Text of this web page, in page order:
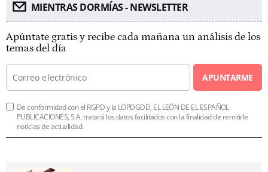
MIENTRAS DORMÍAS - NEWSLETTER
Apúntate gratis y recibe cada mañana un análisis de los
temas del día
APUNTARME
De conformidad con el RGPD y la LOPDGDD, EL LEÓN DE EL ESPAÑOL
PUBLICACIONES, S.A. tratará los datos facilitados con la finalidad de remitirle
noticias de actualidad.